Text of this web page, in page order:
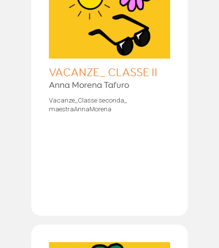
VACANZE_ CLASSE II
Anna Morena Tafuro
Vacanze_Classe seconda_
maestraAnnaMorena